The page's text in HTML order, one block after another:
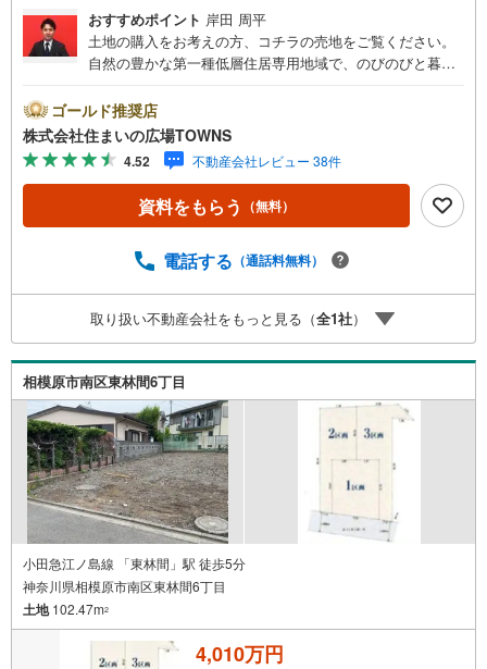
おすすめポイント 岸田 周平
土地の購入をお考えの方、コチラの売地をご覧ください。
自然の豊かな第一種低層住居専用地域で、のびのびと暮ら
しておすすめです。土地面積は176.13平米（実測）となっ
ています。【年中無休/9:00～21:00】人気物件は特にお問
い合わせが集中するため、お早めにお電話下さい。「室
内・現地を見学する」ボタンよりご予約頂くとご見学がス
ムーズです。■その他、各種ご相談も承っております。○住
宅ローンのご相談○ライフプランのシミュレーション■住ま
なってお客様に合った物件をご紹介させて頂きます！ /他社
大歓迎です！
ゴールド推奨店
株式会社住まいの広場TOWNS
4.52 不動産会社レビュー 38件
資料をもらう （無料）
電話する （通話料無料）
取り扱い不動産会社をもっと見る（全1社）
相模原市南区東林間6丁目
小田急江ノ島線 「東林間」駅 徒歩5分
神奈川県相模原市南区東林間6丁目
土地102.47m2
4,010万円